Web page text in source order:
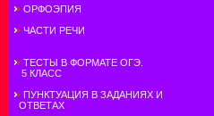
ОРФОЭПИЯ
ЧАСТИ РЕЧИ
ТЕСТЫ В ФОРМАТЕ ОГЭ.
5 КЛАСС
ПУНКТУАЦИЯ В ЗАДАНИЯХ И
ОТВЕТАХ